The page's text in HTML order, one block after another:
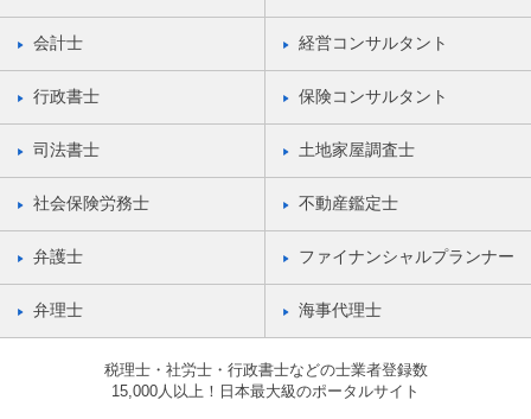
会計士 経営コンサルタント
行政書士 保険コンサルタント
司法書士 土地家屋調査士
社会保険労務士 不動産鑑定士
弁護士 ファイナンシャルプランナー
弁理士 海事代理士
税理士・社労士・行政書士などの士業者登録数
15,000人以上！日本最大級のポータルサイト